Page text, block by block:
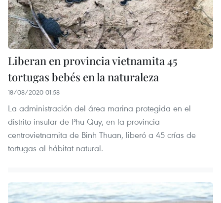
Liberan en provincia vietnamita 45
tortugas bebés en la naturaleza
18/08/2020 01:58
La administración del área marina protegida en el
distrito insular de Phu Quy, en la provincia
centrovietnamita de Binh Thuan, liberó a 45 crías de
tortugas al hábitat natural.